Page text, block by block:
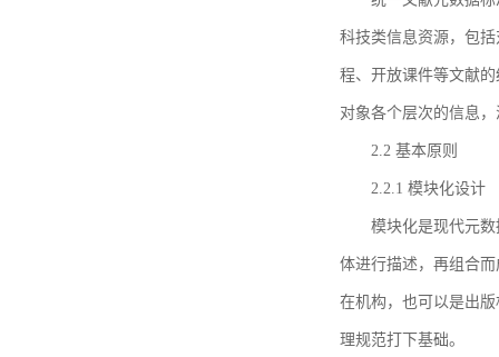
科技类信息资源，包
程、开放课件等文献
对象各个层次的信息
2.2 基本原则
2.2.1 模块化设计
模块化是现代元
体进行描述，再组合
在机构，也可以是出
理规范打下基础。